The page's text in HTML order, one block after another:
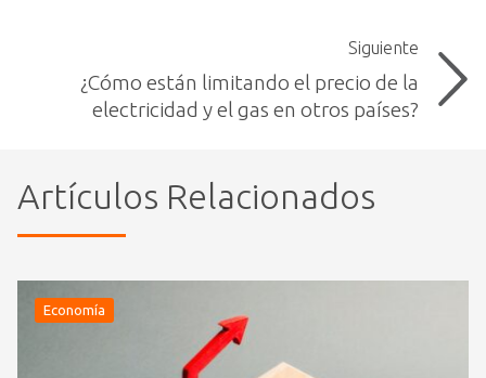
Siguiente
¿Cómo están limitando el precio de la
electricidad y el gas en otros países?
Artículos Relacionados
Economía